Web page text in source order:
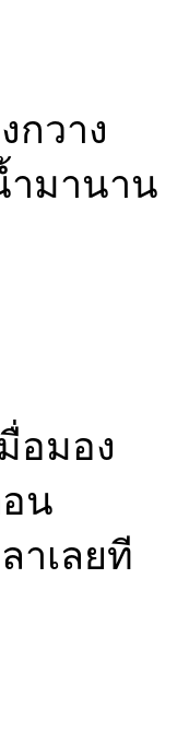
กวาง
ำมานาน
อมอง
น
าเลยที